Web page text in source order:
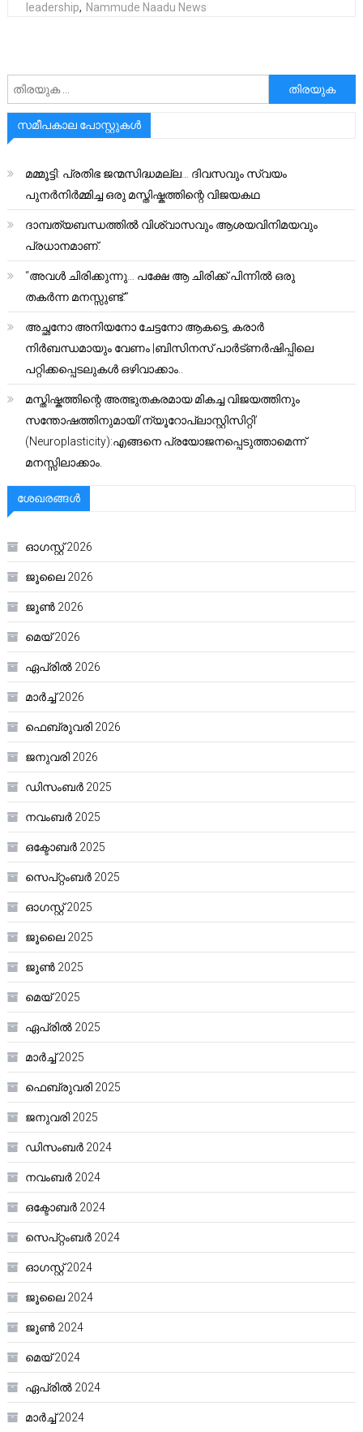
leadership, Nammude Naadu News
അനേഷിക്കുക
സമീപകാല പോസ്റ്റുകൾ
മമ്മൂട്ടി: പ്രതിഭ ജന്മസിദ്ധമല്ല… ദിവസവും സ്വയം
പുനർനിർമ്മിച്ച ഒരു മസ്തിഷ്കത്തിന്റെ വിജയകഥ
ദാമ്പത്യബന്ധത്തിൽ വിശ്വാസവും ആശയവിനിമയവും
പ്രധാനമാണ്.
“അവൾ ചിരിക്കുന്നു… പക്ഷേ ആ ചിരിക്ക് പിന്നിൽ ഒരു
തകർന്ന മനസ്സുണ്ട്.”
അച്ഛനോ അനിയനോ ചേട്ടനോ ആകട്ടെ, കരാർ
നിർബന്ധമായും വേണം |ബിസിനസ് പാർട്ണർഷിപ്പിലെ
പറ്റിക്കപ്പെടലുകൾ ഒഴിവാക്കാം..
മസ്തിഷ്കത്തിന്റെ അത്ഭുതകരമായ മികച്ച വിജയത്തിനും
സന്തോഷത്തിനുമായി’ന്യൂറോപ്ലാസ്റ്റിസിറ്റി’
(Neuroplasticity):എങ്ങനെ പ്രയോജനപ്പെടുത്താമെന്ന്
മനസ്സിലാക്കാം.
ശേഖരങ്ങൾ
ഓഗസ്റ്റ്‌ 2026
ജൂലൈ 2026
ജൂൺ 2026
മെയ്‌ 2026
ഏപ്രിൽ 2026
മാർച്ച്‌ 2026
ഫെബ്രുവരി 2026
ജനുവരി 2026
ഡിസംബർ 2025
നവംബർ 2025
ഒക്ടോബർ 2025
സെപ്റ്റംബർ 2025
ഓഗസ്റ്റ്‌ 2025
ജൂലൈ 2025
ജൂൺ 2025
മെയ്‌ 2025
ഏപ്രിൽ 2025
മാർച്ച്‌ 2025
ഫെബ്രുവരി 2025
ജനുവരി 2025
ഡിസംബർ 2024
നവംബർ 2024
ഒക്ടോബർ 2024
സെപ്റ്റംബർ 2024
ഓഗസ്റ്റ്‌ 2024
ജൂലൈ 2024
ജൂൺ 2024
മെയ്‌ 2024
ഏപ്രിൽ 2024
മാർച്ച്‌ 2024